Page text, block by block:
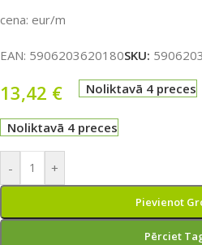
cena: eur/m
EAN: 5906203620180SKU:
13,42 € Noliktavā 4 preces
Noliktavā 4 preces
- +
Pievienot
Pērciet